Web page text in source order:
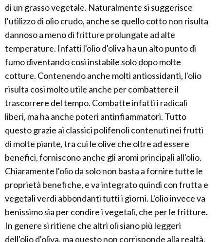
di un grasso vegetale. Naturalmente si suggerisce
l'utilizzo di olio crudo, anche se quello cotto non risulta
dannoso a meno di fritture prolungate ad alte
temperature. Infatti l'olio d'oliva ha un alto punto di
fumo diventando cosi instabile solo dopo molte
cotture. Contenendo anche molti antiossidanti, l'olio
risulta cosi molto utile anche per combattere il
trascorrere del tempo. Combatte infatti i radicali
liberi, ma ha anche poteri antinfiammatori. Tutto
questo grazie ai classici polifenoli contenuti nei frutti
di molte piante, tra cui le olive che oltre ad essere
benefici, forniscono anche gli aromi principali all'olio.
Chiaramente l'olio da solo non basta a fornire tutte le
proprietà benefiche, e va integrato quindi con frutta e
vegetali verdi abbondanti tutti i giorni. L'olio invece va
benissimo sia per condire i vegetali, che per le fritture.
In genere si ritiene che altri oli siano più leggeri
dell'olio d'oliva, ma questo non corrisponde alla realtà.